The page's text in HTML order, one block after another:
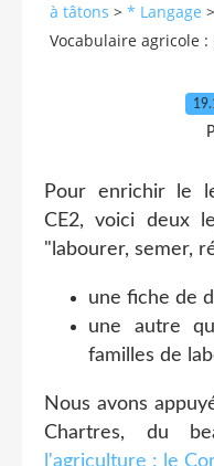
à tâtons > * Langage >
Vocabulaire agricole
Pour enrichir le
CE2, voici deux
"labourer, semer,
une fiche de
une autre
familles de
Nous avons
Chartres, du
l'agriculture : le